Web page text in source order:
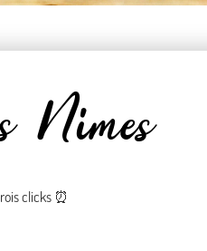
Nîmes
clicks ⏰